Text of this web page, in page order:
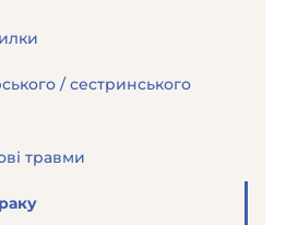
/ сестринського
травми